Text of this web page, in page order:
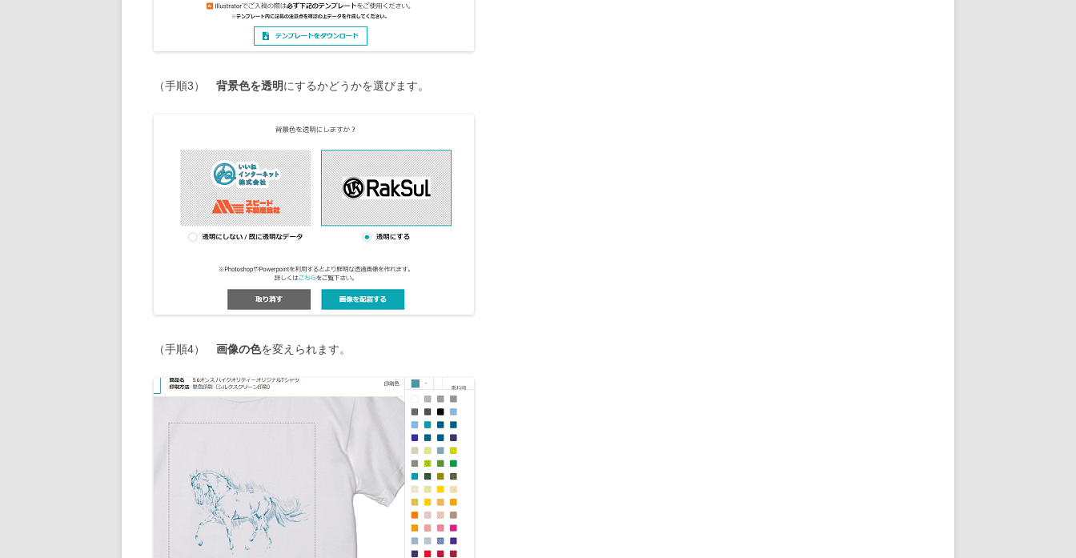
（手順3） 背景色を透明にするかどうかを選びます。
（手順4） 画像の色を変えられます。